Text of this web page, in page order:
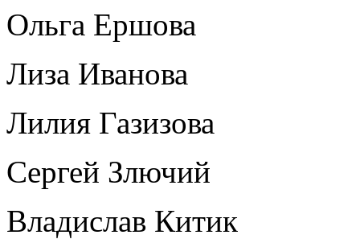
Ольга Ершова
Лиза Иванова
Лилия Газизова
Сергей Злючий
Владислав Китик